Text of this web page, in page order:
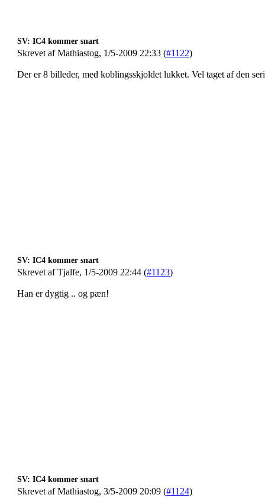
SV: IC4 kommer snart
Skrevet af Mathiastog, 1/5-2009 22:33 (#1122)
Der er 8 billeder, med koblingsskjoldet lukket. Vel taget af den
SV: IC4 kommer snart
Skrevet af Tjalfe, 1/5-2009 22:44 (#1123)
Han er dygtig .. og pæn!
SV: IC4 kommer snart
Skrevet af Mathiastog, 3/5-2009 20:09 (#1124)